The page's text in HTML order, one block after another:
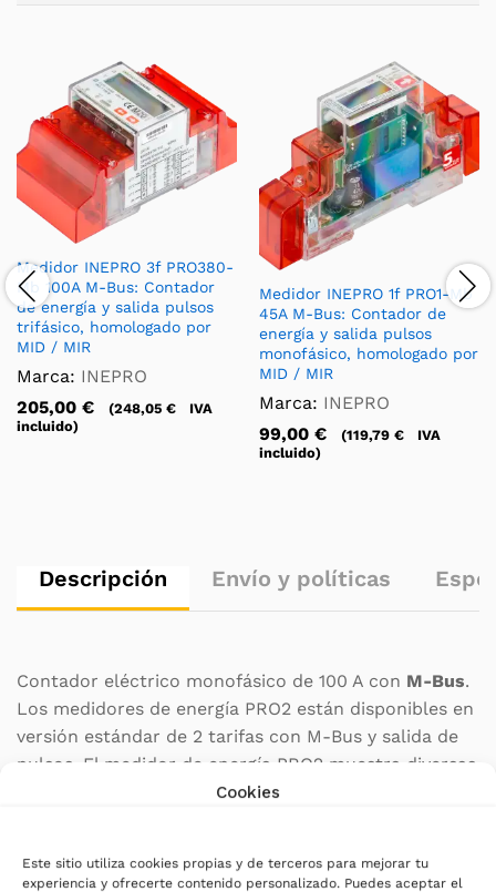
Cookies
Este sitio utiliza cookies propias y de terceros para mejorar tu
experiencia y ofrecerte contenido personalizado. Puedes aceptar el
Medidor INEPRO 3f PRO380-
Mb 100A M-Bus: Contador
de energía y salida pulsos
trifásico, homologado por
MID / MIR
Marca: INEPRO
205,00 € (248,05 €
IVA
incluido)
Medidor INEPRO 1f PRO1-Mb
45A M-Bus: Contador de
energía y salida pulsos
monofásico, homologado por
MID / MIR
Marca: INEPRO
99,00 € (119,79 €
IVA
incluido)
Descripción Envío y políticas
Contador eléctrico monofásico de 100 A con M-Bus.
Los medidores de energía PRO2 están disponibles en
versión estándar de 2 tarifas con M-Bus y salida de
pulsos. El medidor de energía PRO2 muestra diversas
variables instantáneas, como tensión, corriente,
pantalla LCD y, en algunos casos, mediante M-Bus.